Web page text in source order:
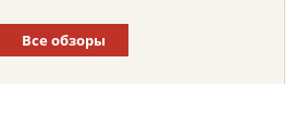
Все обзоры